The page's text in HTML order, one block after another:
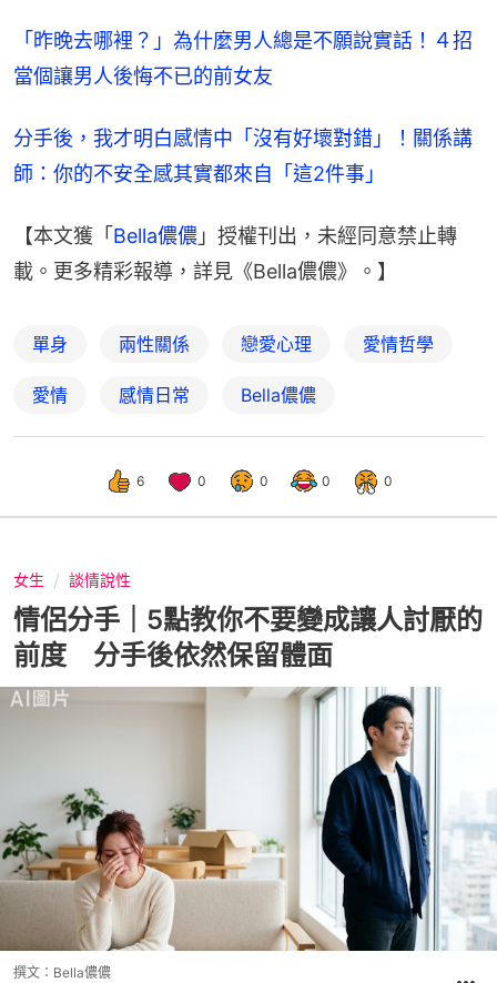
「昨晚去哪裡？」為什麼男人總是不願說實話！４招
當個讓男人後悔不已的前女友
分手後，我才明白感情中「沒有好壞對錯」！關係講
師：你的不安全感其實都來自「這2件事」
【本文獲「Bella儂儂 」授權刊出，未經同意禁止轉
載。更多精彩報導，詳見《Bella儂儂》。】
單身 兩性關係 戀愛心理 愛情哲學
愛情 感情日常 Bella儂儂
6 0 0 0 0
女生 談情說性
情侶分手｜5點教你不要變成讓人討厭的
前度 分手後依然保留體面
撰文： Bella儂儂